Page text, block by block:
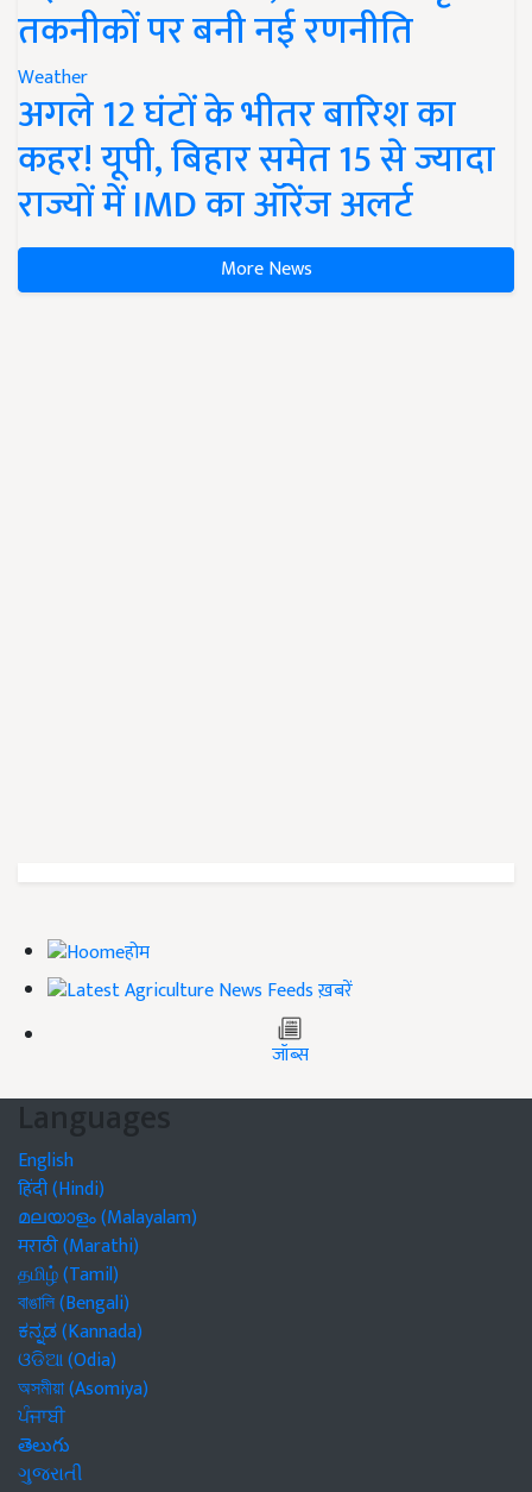
तकनीकों पर बनी नई रणनीति
Weather
अगले 12 घंटों के भीतर बारिश का
कहर! यूपी, बिहार समेत 15 से ज्यादा
राज्यों में IMD का ऑरेंज अलर्ट
More News
होम
ख़बरें
जॉब्स
Languages
English
हिंदी (Hindi)
മലയാളം (Malayalam)
मराठी (Marathi)
தமிழ் (Tamil)
বাঙালি (Bengali)
ಕನ್ನಡ (Kannada)
ଓଡିଆ (Odia)
অসমীয়া (Asomiya)
ਪੰਜਾਬੀ
తెలుగు
ગુજરાતી